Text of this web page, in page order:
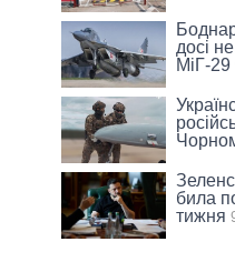
досі
МіГ-29
била
тижня